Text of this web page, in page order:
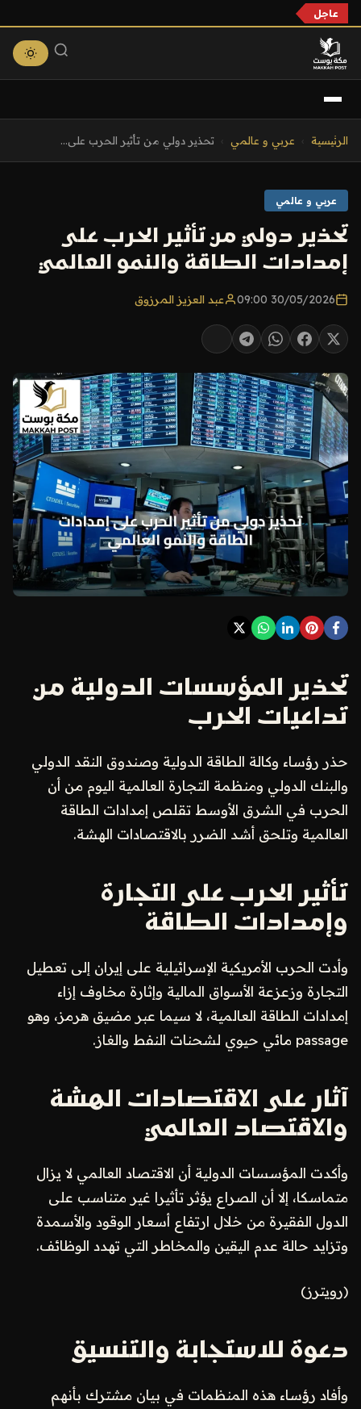
عاجل
الرئيسية عربي و عالمي تحذير دولي من تأثير الحرب على...
عربي و عالمي
تحذير دولي من تأثير الحرب على
إمدادات الطاقة والنمو العالمي
30/05/2026 09:00 عبد العزيز المرزوق
تحذير المؤسسات الدولية من
تداعيات الحرب
حذر رؤساء وكالة الطاقة الدولية وصندوق النقد الدولي
والبنك الدولي ومنظمة التجارة العالمية اليوم من أن
الحرب في الشرق الأوسط تقلص إمدادات الطاقة
العالمية وتلحق أشد الضرر بالاقتصادات الهشة.
تأثير الحرب على التجارة
وإمدادات الطاقة
وأدت الحرب الأمريكية الإسرائيلية على إيران إلى تعطيل
التجارة وزعزعة الأسواق المالية وإثارة مخاوف إزاء
إمدادات الطاقة العالمية، لا سيما عبر مضيق هرمز، وهو
passage مائي حيوي لشحنات النفط والغاز.
آثار على الاقتصادات الهشة
والاقتصاد العالمي
وأكدت المؤسسات الدولية أن الاقتصاد العالمي لا يزال
متماسكا، إلا أن الصراع يؤثر تأثيرا غير متناسب على
الدول الفقيرة من خلال ارتفاع أسعار الوقود والأسمدة
وتزايد حالة عدم اليقين والمخاطر التي تهدد الوظائف.
(رويترز)
دعوة للاستجابة والتنسيق
وأفاد رؤساء هذه المنظمات في بيان مشترك بأنهم